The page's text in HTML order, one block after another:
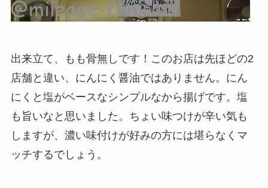
出来立て、もも骨無しです！このお店は先ほどの2
店舗と違い、にんにく醤油ではありません。にん
にくと塩がベースなシンプルなから揚げです。塩
も旨いなと思いました。ちょい味つけが辛い気も
しますが、濃い味付けが好みの方には堪らなくマ
ッチするでしょう。